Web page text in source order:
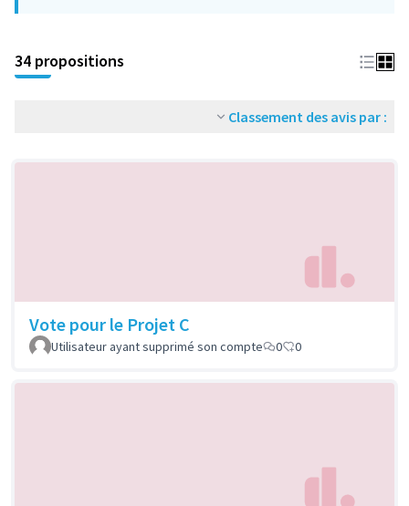
34 propositions
Classement des avis par :
Vote pour le Projet C
Utilisateur ayant supprimé son compte 0 0